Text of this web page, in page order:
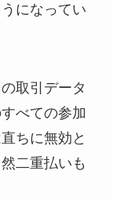
になってい
取引データ
べての参加
ちに無効と
二重払いも